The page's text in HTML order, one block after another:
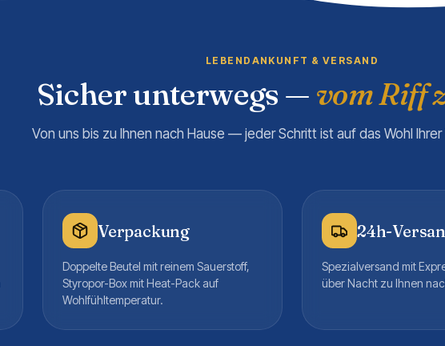
LEBENDANKUNFT & VERSAND
Sicher unterwegs — vom Riff
Von uns bis zu Ihnen nach Hause — jeder Schritt ist auf das Wohl
Verpackung
Doppelte Beutel mit reinem Sauerstoff,
Styropor-Box mit Heat-Pack auf
Wohlfühltemperatur.
24h-
Spezialversand mit
über Nacht zu Ihnen